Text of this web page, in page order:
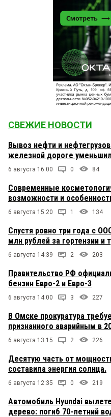
СВЕЖИЕ НОВОСТИ
Вывоз нефти и
железной дороге
6 августа 16:00 0 84
Современные
возможности и
6 августа 15:20 1 134
Спустя ровно три года с
млн рублей за гортензии и
6 августа 14:39 2 203
Правительство РФ
бензин Евро-2 и Евро-3
6 августа 14:00 3 227
В Омске прокуратура
признанного аварийным в
6 августа 13:15 2 226
Десятую часть от
составила энергия солнца.
6 августа 12:35 0 219
Автомобиль Hyundai
дерево: погиб 70-летний